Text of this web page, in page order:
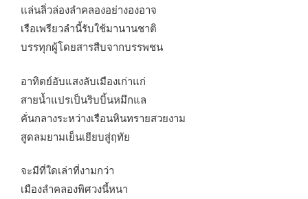
แล่นลิ่วล่องลำคลองอย่างองอาจ
เรือเพรียวลำนี้รับใช้มานานชาติ
บรรทุกผู้โดยสารสืบจากบรรพชน
อาทิตย์อับแสงลับเมืองเก่าแก่
สายน้ำแปรเป็นริบบิ้นหมึกแล
คั่นกลางระหว่างเรือนหินทรายสวยงาม
สูดลมยามเย็นเยียบสู่ฤทัย
จะมีที่ใดเล่าที่งามกว่า
เมืองลำคลองพิศวงนี้หนา